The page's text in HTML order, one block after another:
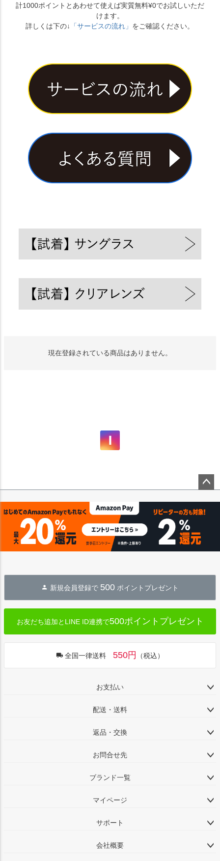
計1000ポイントとあわせて使えば実質無料¥0でお試しいただ
けます。
詳しくは下の↓
「サービスの流れ」 をご確認ください。
現在登録されている商品はありません。
ップ
新規会員登録で 500 ポイントプレゼント
お友だち追加とLINE ID連携で500ポイントプレゼント
全国一律送料 550円 （税込）
お支払い
配送・送料
返品・交換
お問合せ先
ブランド一覧
マイページ
サポート
会社概要